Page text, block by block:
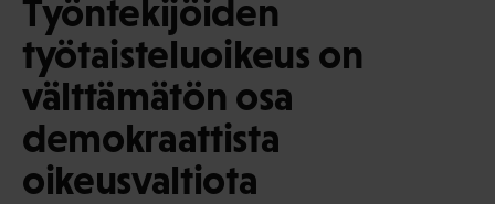
Työntekijöiden
työtaisteluoikeus on
välttämätön osa
demokraattista
oikeusvaltiota